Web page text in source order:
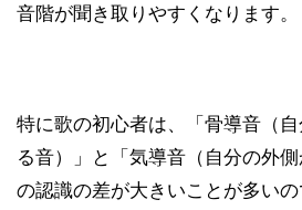
音階が聞き取りやすくなります。
特に歌の初心者は、「骨導音（
る音）」と「気導音（自分の外側
の認識の差が大きいことが多い